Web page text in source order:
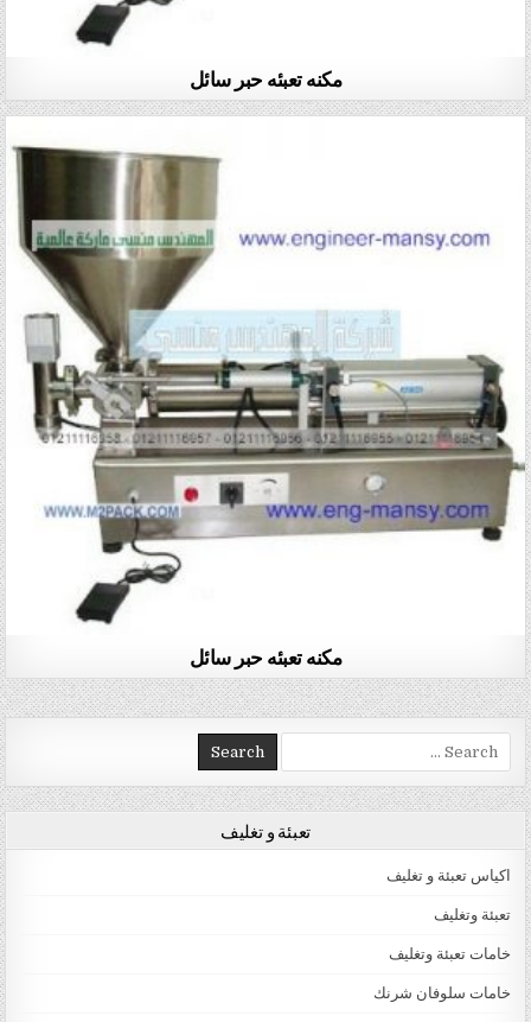
مكنه تعبئه حبر سائل
مكنه تعبئه حبر سائل
Search for:
تعبئة و تغليف
اكياس تعبئة و تغليف
تعبئة وتغليف
خامات تعبئة وتغليف
خامات سلوفان شرنك